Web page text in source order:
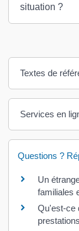
situation ?
Textes de
Services en
Questions ?
Un
familiales
Qu'est-ce